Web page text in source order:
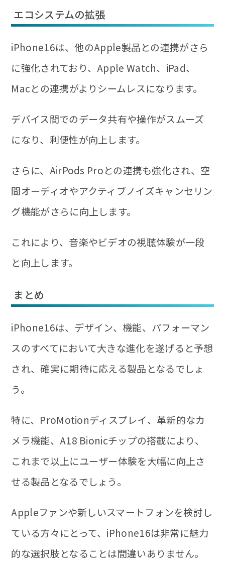
エコシステムの拡張
iPhone16は、他のApple製品との連携がさら
に強化されており、Apple Watch、iPad、
Macとの連携がよりシームレスになります。
デバイス間でのデータ共有や操作がスムーズ
になり、利便性が向上します。
さらに、AirPods Proとの連携も強化され、空
間オーディオやアクティブノイズキャンセリン
グ機能がさらに向上します。
これにより、音楽やビデオの視聴体験が一段
と向上します。
まとめ
iPhone16は、デザイン、機能、パフォーマン
スのすべてにおいて大きな進化を遂げると予想
され、確実に期待に応える製品となるでしょ
う。
特に、ProMotionディスプレイ、革新的なカ
メラ機能、A18 Bionicチップの搭載により、
これまで以上にユーザー体験を大幅に向上さ
せる製品となるでしょう。
Appleファンや新しいスマートフォンを検討し
ている方々にとって、iPhone16は非常に魅力
的な選択肢となることは間違いありません。